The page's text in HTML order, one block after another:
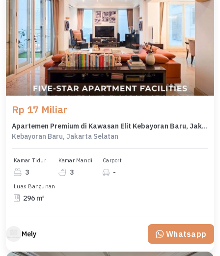
Rp 17 Miliar
Apartemen Premium di Kawasan Elit Kebayoran Baru, Jakarta Selatan, Harga 17 Miliar
Kebayoran Baru, Jakarta Selatan
Kamar Tidur
3
Kamar Mandi
3
Carport
-
Luas Bangunan
296 m²
Mely Whatsapp